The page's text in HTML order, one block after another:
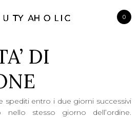
0
DI
spediti entro i due giorni successivi
nello stesso giorno dell’ordine.